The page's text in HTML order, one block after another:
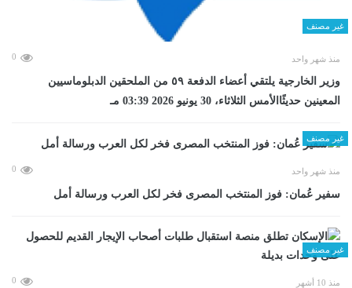
غير مصنف
منذ شهر واحد 0
وزير الخارجية يلتقي أعضاء الدفعة ٥٩ من الملحقين الدبلوماسيين
المعينين حديثًاالأمس الثلاثاء، 30 يونيو 2026 03:39 مـ
غير مصنف
منذ شهر واحد 0
سفير عُمان: فوز المنتخب المصرى فخر لكل العرب ورسالة أمل
غير مصنف
منذ 10 أشهر 0